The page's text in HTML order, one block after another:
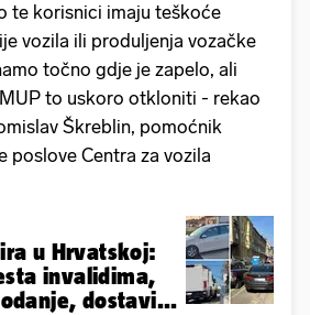
te korisnici imaju teškoće
vozila ili produljenja vozačke
točno gdje je zapelo, ali
to uskoro otkloniti - rekao
Škreblin, pomoćnik
poslove Centra za vozila
u Hrvatskoj:
invalidima,
dostavi...